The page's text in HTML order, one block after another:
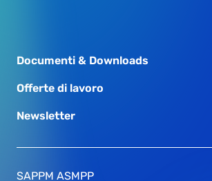
Documenti & Downloads
Offerte di lavoro
Newsletter
SAPPM ASMPP